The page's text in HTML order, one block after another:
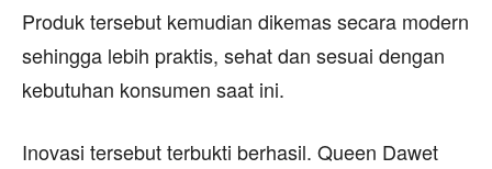
Produk tersebut kemudian dikemas secara modern
sehingga lebih praktis, sehat dan sesuai dengan
kebutuhan konsumen saat ini.
Inovasi tersebut terbukti berhasil. Queen Dawet